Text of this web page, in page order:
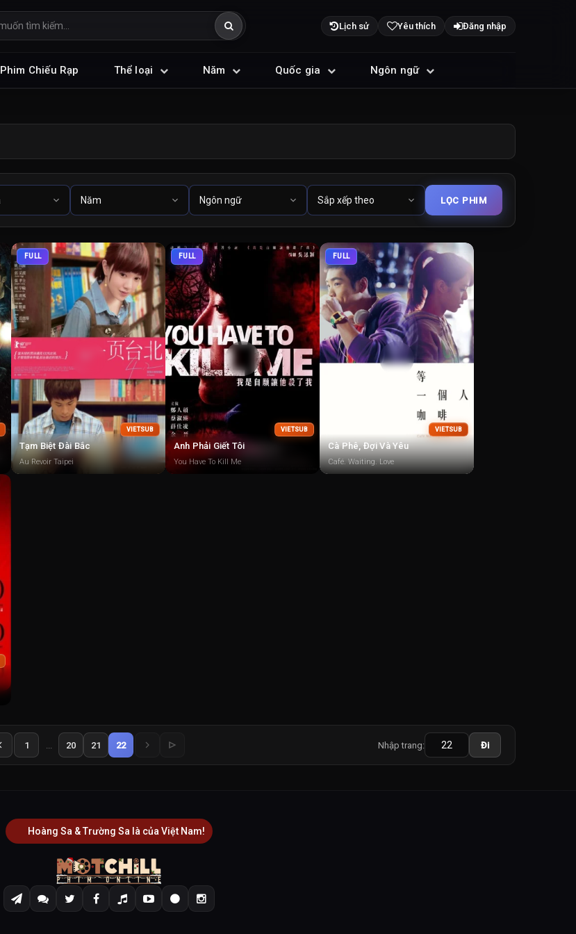
Lịch sử Yêu thích Đăng nhập
Phim Chiếu Rạp Thể loại Năm Quốc gia Ngôn ngữ
FULL
VIETSUB
Tạm Biệt Đài Bắc
Au Revoir Taipei
FULL
VIETSUB
Anh Phải Giết Tôi
You Have To Kill Me
FULL
VIETSUB
Cà Phê, Đợi Và Yêu
Café. Waiting. Love
1 20 21 22 Nhập trang: Đi
Hoàng Sa & Trường Sa là của Việt Nam!